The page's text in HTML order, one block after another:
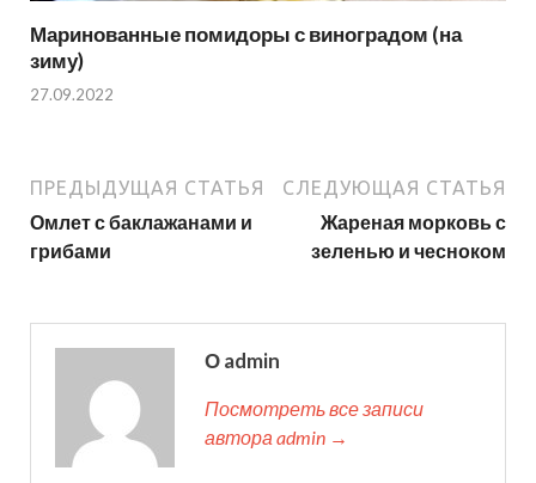
Маринованные помидоры с виноградом (на
зиму)
27.09.2022
ПРЕДЫДУЩАЯ СТАТЬЯ
Омлет с баклажанами и
грибами
СЛЕДУЮЩАЯ СТАТЬЯ
Жареная морковь с
зеленью и чесноком
О admin
Посмотреть все записи
автора admin →